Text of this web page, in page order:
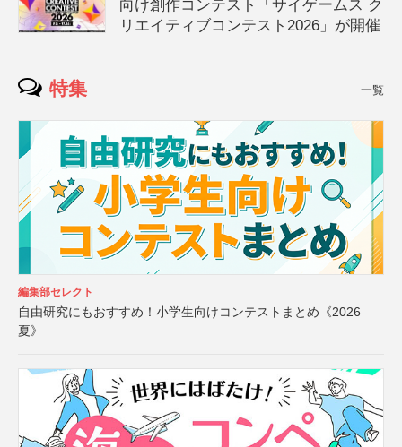
向け創作コンテスト「サイゲームス ク
リエイティブコンテスト2026」が開催
特集 一覧
編集部セレクト
自由研究にもおすすめ！小学生向けコンテストまとめ《2026
夏》